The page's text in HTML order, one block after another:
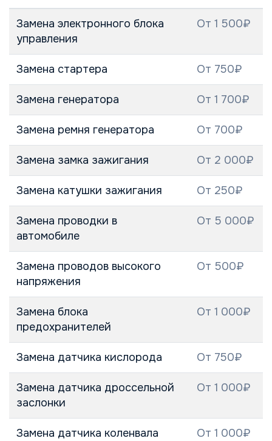
Замена электронного блока
управления
От 1 500₽
Замена стартера От 750₽
Замена генератора От 1 700₽
Замена ремня генератора От 700₽
Замена замка зажигания От 2 000₽
Замена катушки зажигания От 250₽
Замена проводки в
автомобиле
От 5 000₽
Замена проводов высокого
напряжения
От 500₽
Замена блока
предохранителей
От 1 000₽
Замена датчика кислорода От 750₽
Замена датчика дроссельной
заслонки
От 1 000₽
Замена датчика коленвала От 1 000₽